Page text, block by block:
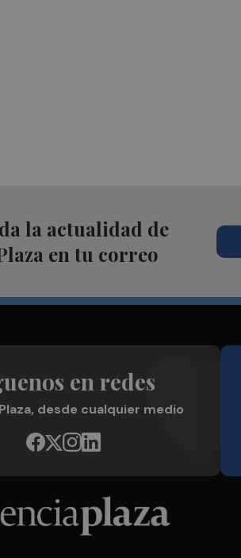
la actualidad de
en tu correo
en redes
desde cualquier medio